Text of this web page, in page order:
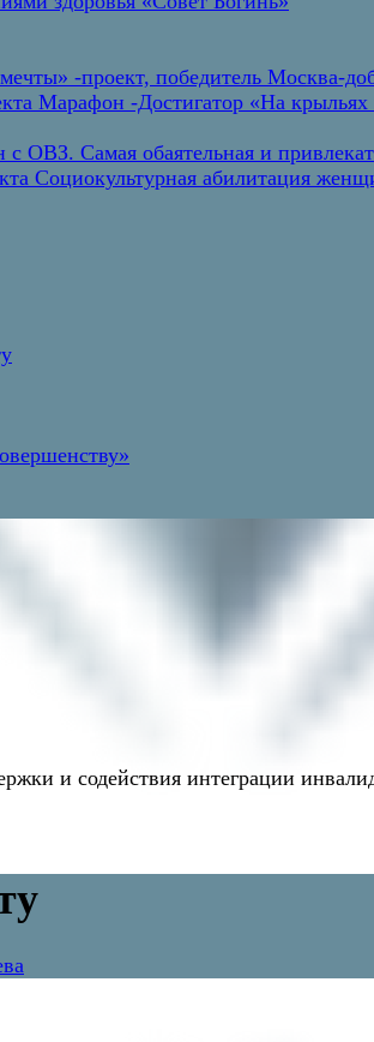
-проект, победитель Москва-
Марафон -Достигатор «На крыльях
ОВЗ. Самая обаятельная и
Социокультурная абилитация
и содействия интеграции